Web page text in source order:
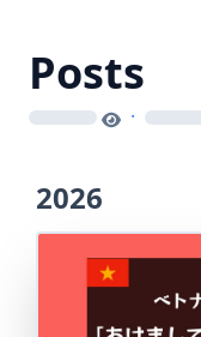
Posts
loading ·
2026